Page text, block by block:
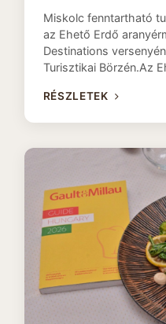
Miskolc fenntartható
az Ehető Erdő
Destinations
Turisztikai Börzén.Az
RÉSZLETEK